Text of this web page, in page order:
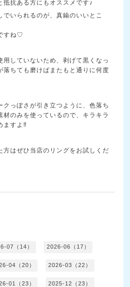
抵抗ある方にもオススメです♪
でいられるのが、真鍮のいいとこ
すね♡
用していないため、剥げて黒くなっ
落ちても磨けばまたもと通りに何度
クっぽさが引き立つように、色落ち
のみを使っているので、キラキラ
ますよ‼
方はぜひ当店のリングをお試しくだ
07（14） 2026-06（17）
04（20） 2026-03（22）
01（23） 2025-12（23）